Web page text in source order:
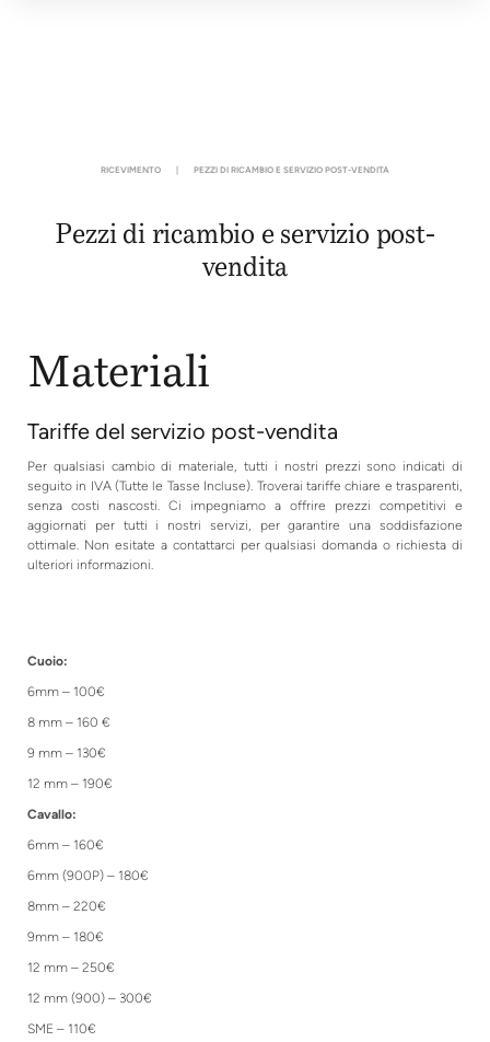
RICEVIMENTO | PEZZI DI RICAMBIO E SERVIZIO POST-VENDITA
Pezzi di ricambio e servizio post-
vendita
Materiali
Tariffe del servizio post-vendita
Per qualsiasi cambio di materiale, tutti i nostri prezzi sono indicati di
seguito in IVA (Tutte le Tasse Incluse). Troverai tariffe chiare e trasparenti,
senza costi nascosti. Ci impegniamo a offrire prezzi competitivi e
aggiornati per tutti i nostri servizi, per garantire una soddisfazione
ottimale. Non esitate a contattarci per qualsiasi domanda o richiesta di
ulteriori informazioni.
Cuoio:
6mm – 100€
8 mm – 160 €
9 mm – 130€
12 mm – 190€
Cavallo:
6mm – 160€
6mm (900P) – 180€
8mm – 220€
9mm – 180€
12 mm – 250€
12 mm (900) – 300€
SME – 110€